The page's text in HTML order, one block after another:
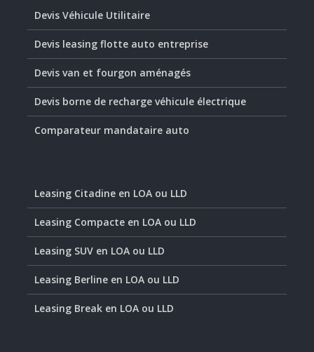
Devis Véhicule Utilitaire
Devis leasing flotte auto entreprise
Devis van et fourgon aménagés
Devis borne de recharge véhicule électrique
Comparateur mandataire auto
Leasing Citadine en LOA ou LLD
Leasing Compacte en LOA ou LLD
Leasing SUV en LOA ou LLD
Leasing Berline en LOA ou LLD
Leasing Break en LOA ou LLD